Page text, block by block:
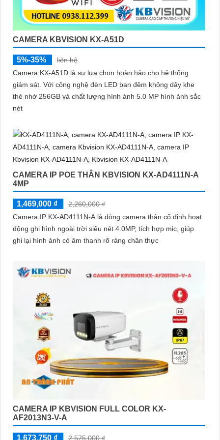
CAMERA KBVISION KX-A51D
5%-35%
liên hệ
Camera KX-A51D là sự lựa chọn hoàn hảo cho hệ thống
giám sát. Với công nghệ đèn LED ban đêm không dây khe
thẻ nhớ 256GB và chất lượng hình ảnh 5.0 MP hình ảnh sắc
nét
CAMERA IP POE THÂN KBVISION KX-AD4111N-A
4MP
1,469,000 ₫
2,260,000 ₫
Camera IP KX-AD4111N-A là dòng camera thân cố định hoạt
động ghi hình ngoài trời siêu nét 4.0MP, tích hợp mic, giúp
ghi lại hình ảnh có âm thanh rõ ràng chân thực
CAMERA IP KBVISION FULL COLOR KX-
AF2013N3-V-A
1,673,750 ₫ 2,575,000 ₫